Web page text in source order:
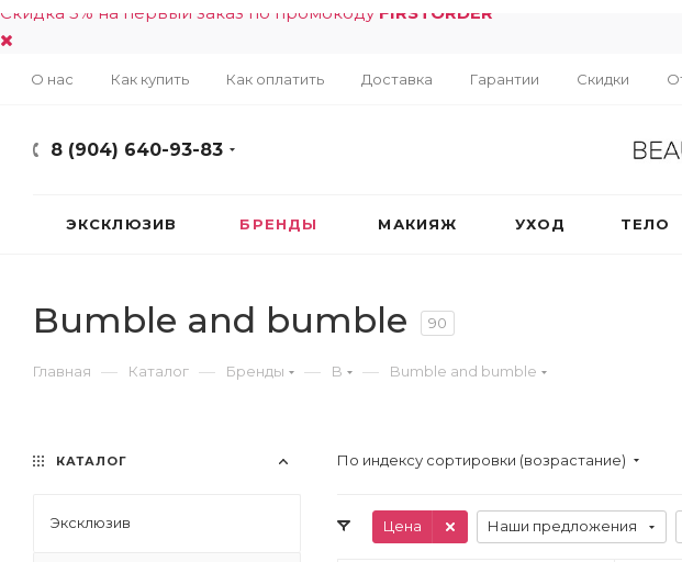
Скидка 5% на первый заказ по промокоду FIRSTORDER
О нас Как купить Как оплатить Доставка Гарантии Скидки
8 (904) 640-93-83
ЭКСКЛЮЗИВ БРЕНДЫ МАКИЯЖ УХОД ТЕЛО
Bumble and bumble 90
Главная — Каталог — Бренды — B — Bumble and bumble
По индексу сортировки (возрастание)
Цена Наши предложения
КАТАЛОГ
Эксклюзив